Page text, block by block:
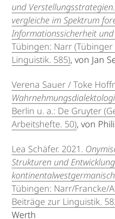
und
vergleiche im Spektrum
Informationssicherheit
Tübingen: Narr
Linguistik. 585), von Jan
Verena Sauer / Toke
Berlin u. a.: De Gruyter
Arbeitshefte. 50), von
Lea Schäfer. 2021.
Strukturen und
Tübingen: Narr/Francke/
Beiträge zur Linguistik.
Werth